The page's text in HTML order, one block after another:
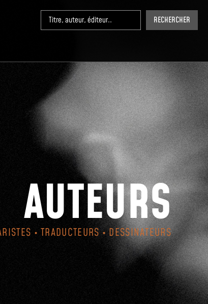
RECHERCHER
AUTEURS
• TRADUCTEURS • DESSINATEURS